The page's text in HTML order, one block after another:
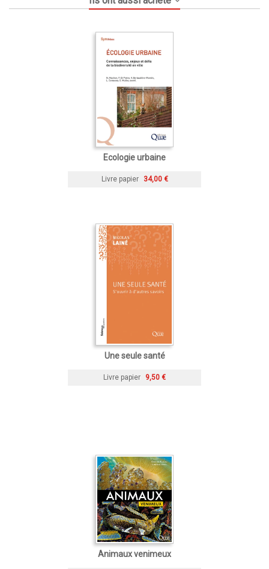
Ecologie urbaine
Livre papier 34,00 €
Une seule santé
Livre papier 9,50 €
Animaux venimeux